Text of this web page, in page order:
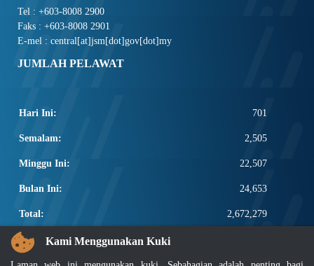
Tel : +603-8008 2900
Faks : +603-8008 2901
E-mel : central[at]jsm[dot]gov[dot]my
JUMLAH PELAWAT
Hari Ini: 701
Semalam: 2,505
Minggu Ini: 22,507
Bulan Ini: 24,653
Total: 2,672,279
PAUTAN POPULAR
Kami Menggunakan Kuki